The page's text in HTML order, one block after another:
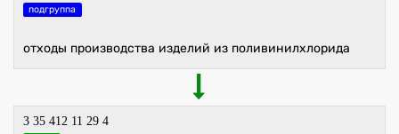
подгруппа
отходы производства изделий из поливинилхлорида
3 35 412 11 29 4